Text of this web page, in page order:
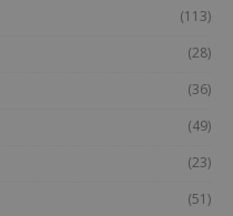
(113)
(28)
(36)
(49)
(23)
(51)